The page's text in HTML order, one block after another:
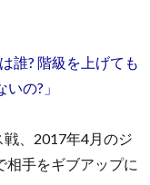
誰? 階級を上げても
の?」
、2017年4月のジ
相手をギブアップに